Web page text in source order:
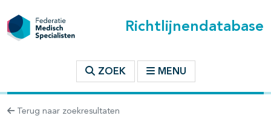
Richtlijnendatabase
ZOEK MENU
Terug naar zoekresultaten
binnen deze richtlijn